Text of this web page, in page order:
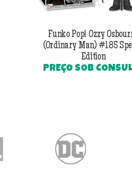
Funko Pop! Ozzy
(Ordinary Man) #185
Edition
PREÇO SOB